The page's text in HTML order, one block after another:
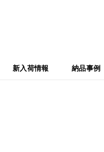
新入荷情報 納品事例